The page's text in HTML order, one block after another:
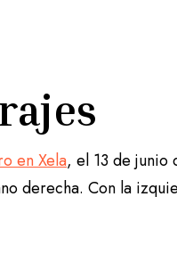
en Xela, el 13 de junio
derecha. Con la